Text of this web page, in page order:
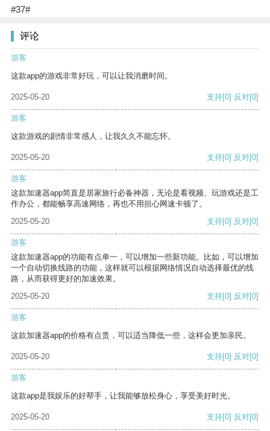
#37#
评论
游客
这款app的游戏非常好玩，可以让我消磨时间。
2025-05-20 支持[0] 反对[0]
游客
这款游戏的剧情非常感人，让我久久不能忘怀。
2025-05-20 支持[0] 反对[0]
游客
这款加速器app简直是居家旅行必备神器，无论是看视频、玩游戏还是工
作办公，都能畅享高速网络，再也不用担心网速卡顿了。
2025-05-20
支持[0] 反对[0]
游客
这款加速器app的功能有点单一，可以增加一些新功能。比如，可以增加
一个自动切换线路的功能，这样就可以根据网络情况自动选择最优的线
路，从而获得更好的加速效果。
2025-05-20
支持[0] 反对[0]
游客
这款加速器app的价格有点贵，可以适当降低一些，这样会更加亲民。
2025-05-20 支持[0] 反对[0]
游客
这款app是我娱乐的好帮手，让我能够放松身心，享受美好时光。
2025-05-20 支持[0] 反对[0]